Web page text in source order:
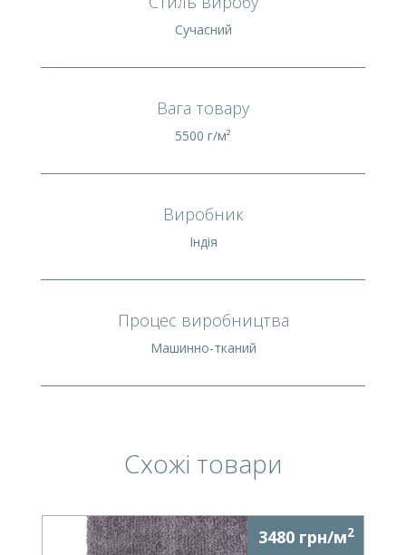
Сучасний
Вага товару
5500 г/м²
Виробник
Індія
Процес виробництва
Машинно-тканий
Схожі товари
3480 грн/м2